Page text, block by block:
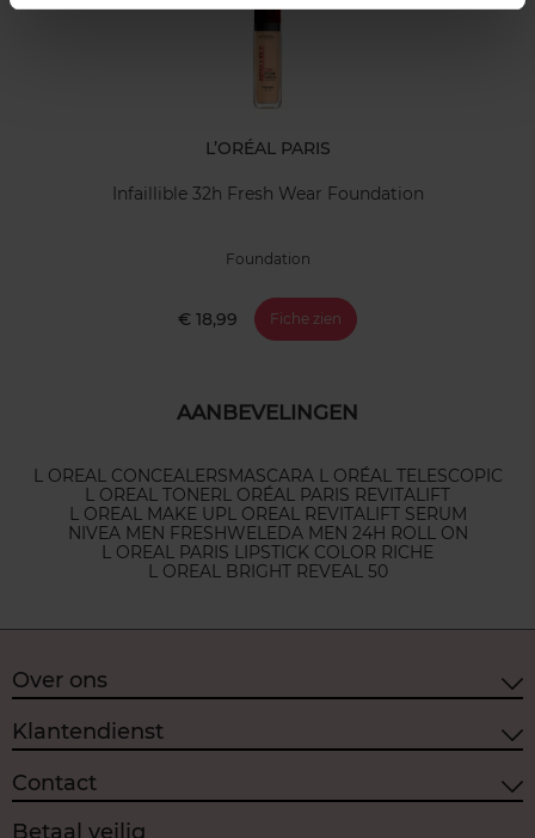
L’ORÉAL PARIS
Infaillible 32h Fresh Wear Foundation
Foundation
€ 18,99 Fiche zien
AANBEVELINGEN
L OREAL CONCEALERSMASCARA L ORÉAL TELESCOPIC
L OREAL TONERL ORÉAL PARIS REVITALIFT
L OREAL MAKE UPL OREAL REVITALIFT SERUM
NIVEA MEN FRESHWELEDA MEN 24H ROLL ON
L OREAL PARIS LIPSTICK COLOR RICHE
L OREAL BRIGHT REVEAL 50
Over ons
Klantendienst
Contact
Betaal veilig